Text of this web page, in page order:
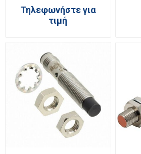
Τηλεφωνήστε για
τιμή